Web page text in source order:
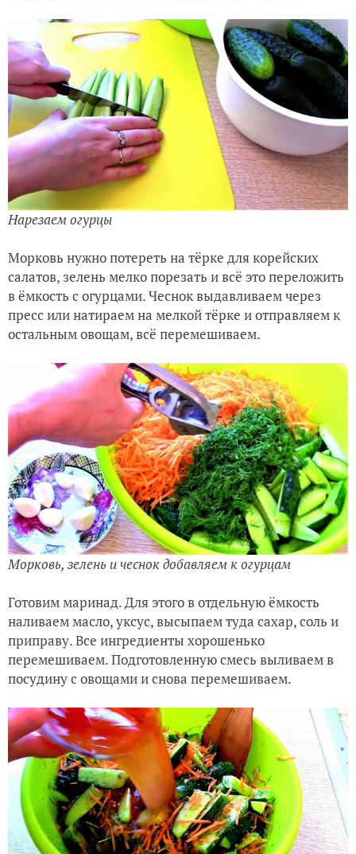
Нарезаем огурцы
Морковь нужно потереть на тёрке для корейских
салатов, зелень мелко порезать и всё это переложить
в ёмкость с огурцами. Чеснок выдавливаем через
пресс или натираем на мелкой тёрке и отправляем к
остальным овощам, всё перемешиваем.
Морковь, зелень и чеснок добавляем к огурцам
Готовим маринад. Для этого в отдельную ёмкость
наливаем масло, уксус, высыпаем туда сахар, соль и
приправу. Все ингредиенты хорошенько
перемешиваем. Подготовленную смесь выливаем в
посудину с овощами и снова перемешиваем.